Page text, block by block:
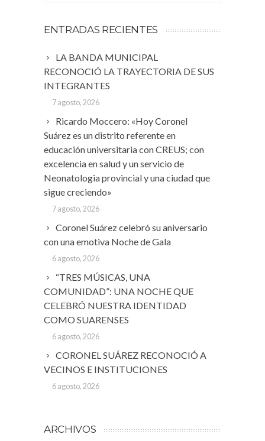
ENTRADAS RECIENTES
LA BANDA MUNICIPAL
RECONOCIÓ LA TRAYECTORIA DE SUS
INTEGRANTES
7 agosto, 2026
Ricardo Moccero: «Hoy Coronel
Suárez es un distrito referente en
educación universitaria con CREUS; con
excelencia en salud y un servicio de
Neonatologia provincial y una ciudad que
sigue creciendo»
7 agosto, 2026
Coronel Suárez celebró su aniversario
con una emotiva Noche de Gala
6 agosto, 2026
“TRES MÚSICAS, UNA
COMUNIDAD”: UNA NOCHE QUE
CELEBRÓ NUESTRA IDENTIDAD
COMO SUARENSES
6 agosto, 2026
CORONEL SUÁREZ RECONOCIÓ A
VECINOS E INSTITUCIONES
6 agosto, 2026
ARCHIVOS